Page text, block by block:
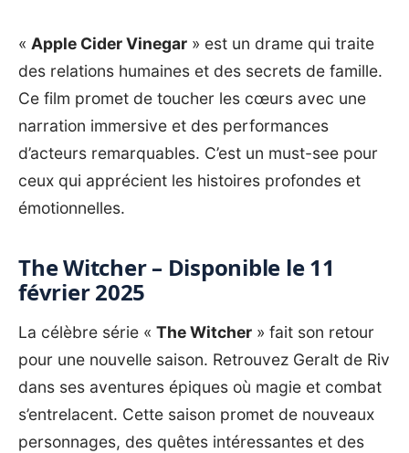
« Apple Cider Vinegar » est un drame qui traite
des relations humaines et des secrets de famille.
Ce film promet de toucher les cœurs avec une
narration immersive et des performances
d’acteurs remarquables. C’est un must-see pour
ceux qui apprécient les histoires profondes et
émotionnelles.
The Witcher – Disponible le 11
février 2025
La célèbre série « The Witcher » fait son retour
pour une nouvelle saison. Retrouvez Geralt de Riv
dans ses aventures épiques où magie et combat
s’entrelacent. Cette saison promet de nouveaux
personnages, des quêtes intéressantes et des